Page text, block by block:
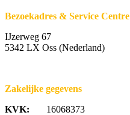
Bezoekadres & Service Centre
IJzerweg 67
5342 LX Oss (Nederland)
Zakelijke gegevens
KVK: 16068373